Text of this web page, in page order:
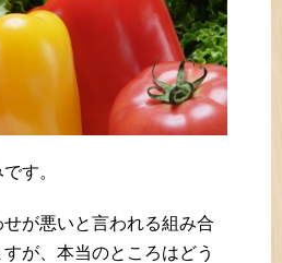
す。
が悪いと言われる組み合
が、本当のところはどう